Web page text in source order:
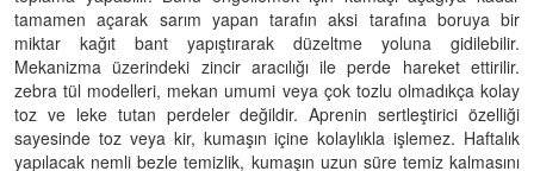
tamamen açarak sarım yapan tarafın aksi tarafına boruya bir
miktar kağıt bant yapıştırarak düzeltme yoluna gidilebilir.
Mekanizma üzerindeki zincir aracılığı ile perde hareket ettirilir.
zebra tül modelleri, mekan umumi veya çok tozlu olmadıkça kolay
toz ve leke tutan perdeler değildir. Aprenin sertleştirici özelliği
sayesinde toz veya kir, kumaşın içine kolaylıkla işlemez. Haftalık
yapılacak nemli bezle temizlik, kumaşın uzun süre temiz kalmasını